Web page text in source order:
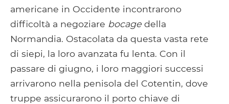
americane in Occidente incontrarono
difficoltà a negoziare bocage della
Normandia. Ostacolata da questa vasta rete
di siepi, la loro avanzata fu lenta. Con il
passare di giugno, i loro maggiori successi
arrivarono nella penisola del Cotentin, dove
truppe assicurarono il porto chiave di